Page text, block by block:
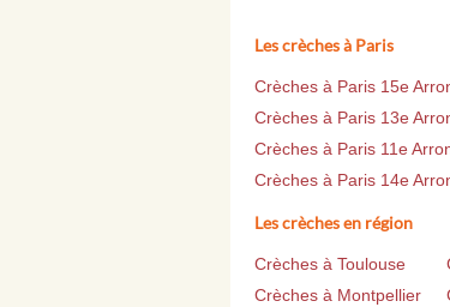
Les crèches à Paris
Crèches à Paris 15e
Crèches à Paris 13e
Crèches à Paris 11e
Crèches à Paris 14e
Les crèches en région
Crèches à Toulouse
Crèches à Montpellier